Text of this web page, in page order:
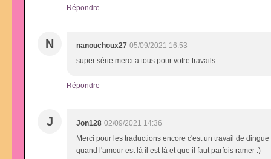
Répondre
N nanouchoux27 05/09/2021 16:53
super série merci a tous pour votre travails
Répondre
J Jon128 02/09/2021 14:36
Merci pour les traductions encore c'est un travail de
quand l'amour est là il est là et que il faut parfois ramer :)